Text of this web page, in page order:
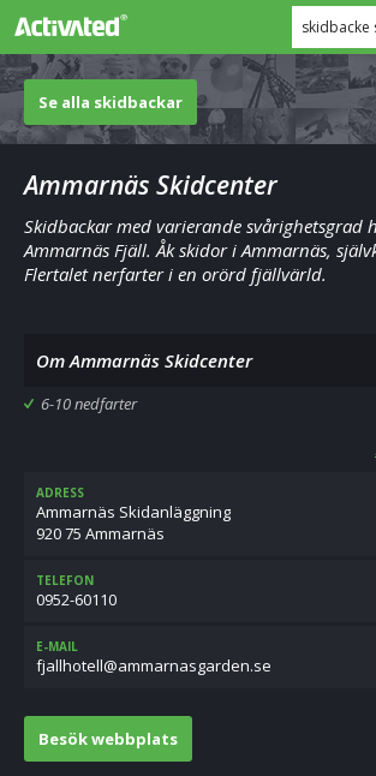
skidbacke
Se alla skidbackar
Ammarnäs Skidcenter
Skidbackar med varierande svårighetsgrad
Ammarnäs Fjäll. Åk skidor i Ammarnäs,
Flertalet nerfarter i en orörd fjällvärld.
Om Ammarnäs Skidcenter
6-10 nedfarter
ADRESS
Ammarnäs Skidanläggning
920 75 Ammarnäs
TELEFON
0952-60110
E-MAIL
es.nedragsanramma@lletohllajf
Besök webbplats